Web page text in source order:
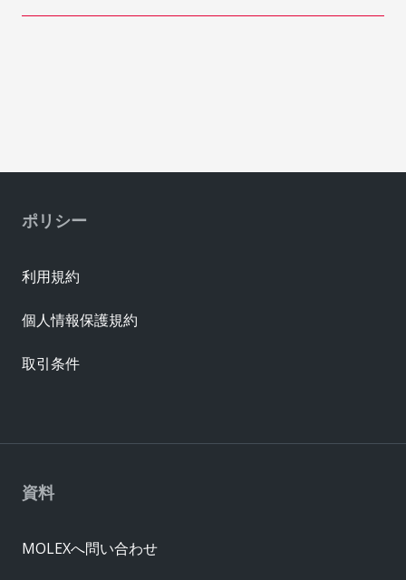
資料
MOLEXへ問い合わせ
ポリシー
利用規約
個人情報保護規約
取引条件